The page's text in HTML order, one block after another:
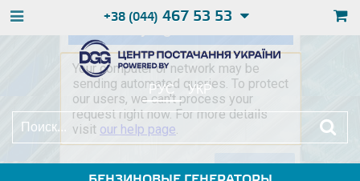
+38 (044) 467 53 53
РУС УКР